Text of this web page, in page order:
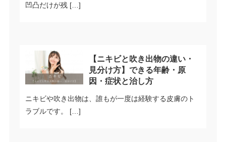
凹凸だけが残 […]
【ニキビと吹き出物の違い・
見分け方】できる年齢・原
因・症状と治し方
ニキビや吹き出物は、誰もが一度は経験する皮膚のト
ラブルです。 […]